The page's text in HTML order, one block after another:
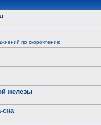
по скорочтению
железы
сна